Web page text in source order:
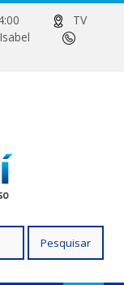
14:00
TV
Isabel